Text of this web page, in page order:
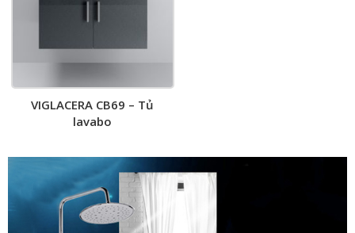
VIGLACERA CB69 – Tủ
lavabo